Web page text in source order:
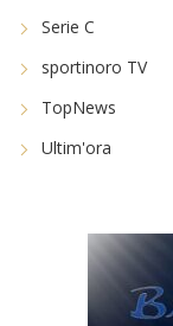
Serie C
sportinoro TV
TopNews
Ultim'ora